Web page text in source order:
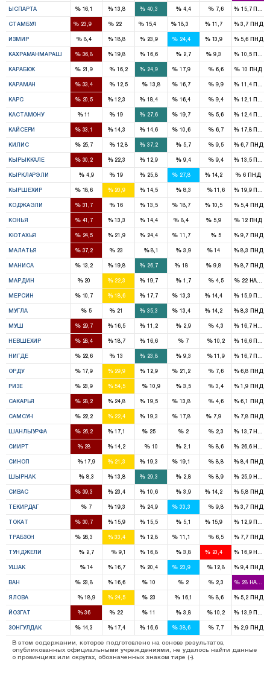
ЫСПАРТА %16,1 %13,8 % 40,3 % 4,4 % 7,6 %15,7ПНД
СТАМБУЛ % 23,9 %22 %15,4 %18,3 %11,7 %3,7 ПНД
ИЗМИР % 8,4 %18,8 % 23,9 %24,4 %13,9 %5,6 ПНД
КАХРАМАНМАРАШ %36,8 %19,8 % 16,6 % 2,7 % 9,3 %10,5ПНД
КАРАБЮК %21,9 % 16,2 % 24,9 %17,9 % 6,6 %10 ПНД
КАРАМАН %33,4 % 12,5 % 13,8 %16,7 % 9,9 %11,4ПНД
КАРС %20,5 %12,3 % 18,4 %16,4 % 9,4 %12,1ПНД
КАСТАМОНУ %11 % 19 % 27,6 %19,7 % 5,6 %12,4ПНД
КАЙСЕРИ %33,1 %14,3 % 14,6 %10,6 % 6,7 %17,8ПНД
КИЛИС %25,7 % 12,8 % 37,2 % 5,7 % 9,5 %6,7 ПНД
КЫРЫККАЛЕ %30,2 %22,3 % 12,9 % 9,4 % 9,4 %13,5ПНД
КЫРКЛАРЭЛИ % 4,9 % 19 % 25,8 %27,8 %14,2 % 6ПНД
КЫРШЕХИР %18,6 %20,9 % 14,5 % 8,3 %11,6 %19,9ПНД
КОДЖАЭЛИ %31,7 % 16 % 13,5 %18,7 %10,5 %5,4 ПНД
КОНЬЯ %41,7 %13,3 % 14,4 % 8,4 % 5,9 %12 ПНД
КЮТАХЬЯ %24,5 %21,9 % 24,4 %11,7 %5 %9,7 ПНД
МАЛАТЬЯ %37,2 % 23 %8,1 % 3,9 %14 %8,3 ПНД
МАНИСА %13,2 %19,8 % 26,7 %18 % 9,8 %8,7 ПНД
МАРДИН %20 %22,3 % 19,7 % 1,7 % 4,5 %22 HADEP
МЕРСИН %10,7 %18,6 % 17,7 %13,3 %14,4 %15,9ПНД
МУГЛА %5 % 21 % 35,3 %13,4 %14,2 %8,3 ПНД
МУШ %29,7 %16,5 % 11,2 % 2,9 % 4,3 %16,7
НЕВШЕХИР %28,4 %18,7 % 16,6 % 7 %10,2 %16,6ПНД
НИГДЕ %22,6 % 13 % 23,8 % 9,3 %11,9 %16,7ПНД
ОРДУ %17,9 %29,9 % 12,9 %21,2 % 7,6 %6,8 ПНД
РИЗЕ %23,9 %54,5 % 10,9 % 3,5 % 3,4 %1,9 ПНД
САКАРЬЯ %28,2 %24,8 % 19,5 %13,8 % 4,6 %6,1 ПНД
САМСУН %22,2 %22,4 % 19,3 %17,8 % 7,9 %7,8 ПНД
ШАНЛЫУРФА %26,2 %17,1 % 25 % 2 % 2,3 %13,7
СИИРТ %28 %14,2 %10 % 2,1 % 8,6 %26,6
СИНОП %17,9 %21,3 % 19,3 %19,1 % 8,8 %8,4 ПНД
ШЫРНАК % 8,3 %13,8 % 29,3 % 2,8 % 8,9 %25,9
СИВАС %39,3 %23,4 % 10,6 % 3,9 %14,2 %5,8 ПНД
ТЕКИРДАГ %7 %19,3 % 24,9 %33,3 % 9,8 %3,7 ПНД
ТОКАТ %30,7 %15,9 % 15,5 % 5,1 %15,9 %12,9ПНД
ТРАБЗОН %26,3 %33,4 % 12,8 %11,1 % 6,5 %7,7 ПНД
ТУНДЖЕЛИ % 2,7 %9,1 % 16,8 % 3,8 %23,4 %16,9
УШАК %14 %16,7 % 20,4 %23,9 %12,8 %9,4 ПНД
ВАН %23,8 %16,6 % 10 % 2 % 2,3 %28 HADEP
ЯЛОВА %18,9 %24,5 % 23 %16,1 % 8,6 %5,2 ПНД
ЙОЗГАТ %36 % 22 % 11 % 3,8 %10,2 %13,9ПНД
ЗОНГУЛДАК %14,3 %17,4 % 16,6 %38,6 % 7,7 %2,9 ПНД
В этом содержании, которое подготовлено на основе результатов,
опубликованных официальными учреждениями, не удалось найти данные
о провинциях или округах, обозначенных знаком тире (-).